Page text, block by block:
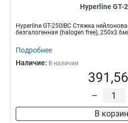
Hyperline GT-
Hyperline GT-250IBC Стяжка
безгалогенная (halogen free),
Подробнее
Наличие: В наличии
–
В